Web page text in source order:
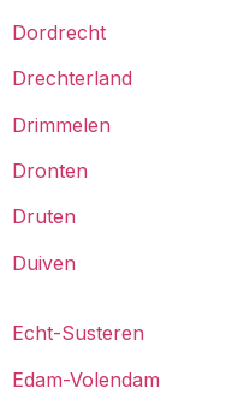
Dordrecht
Drechterland
Drimmelen
Dronten
Druten
Duiven
Echt-Susteren
Edam-Volendam